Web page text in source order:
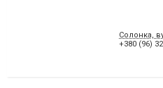
Солонка,
+380 (96)